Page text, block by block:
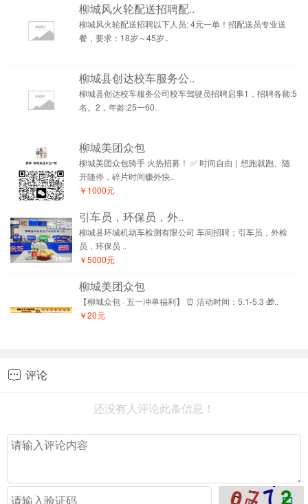
柳城风火轮配送招聘配..
柳城风火轮配送招聘以下人员: 4元一单！招配送员专业送
餐，要求：18岁～45岁..
柳城县创达校车服务公..
柳城县创达校车服务公司校车驾驶员招聘启事1，招聘各额:5
名。2，年龄:25一60..
柳城美团众包
柳城美团众包骑手 火热招募！ ✅ 时间自由｜想跑就跑、随
开随停，碎片时间赚外快..
￥1000元
引车员，环保员，外..
柳城县环城机动车检测有限公司 车间招聘；引车员，外检
员，环保员 ..
￥5000元
柳城美团众包
【柳城众包 · 五一冲单福利】 ⏰ 活动时间：5.1-5.3 🎁..
￥20元
 评论
还没有人评论此条信息！